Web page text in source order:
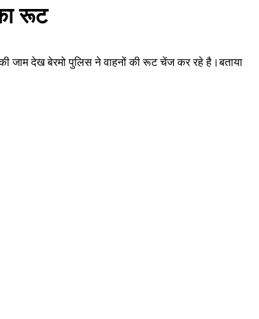
रूट
जाम देख बेरमो पुलिस ने वाहनों की रूट चेंज कर रहे है।बताया